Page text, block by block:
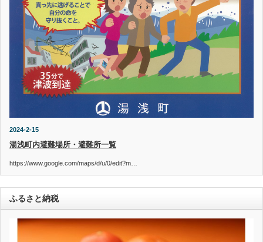
2024-2-15
湯浅町内避難場所・避難所一覧
https://www.google.com/maps/d/u/0/edit?m…
ふるさと納税